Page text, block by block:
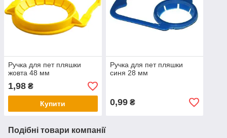
Ручка для пет пляшки
жовта 48 мм
1,98 ₴
Купити
Ручка для пет пляшки
синя 28 мм
0,99₴
Подібні товари компанії